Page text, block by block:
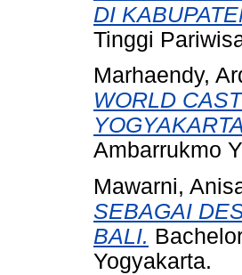
DI
Tinggi
Marhaendy,
WORLD
Ambarrukmo
Mawarni,
SEBAGAI
BALI.
Yogyakarta.